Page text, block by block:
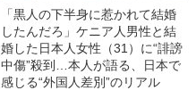
「黒人の下半身に惹かれて結婚
したんだろ」ケニア人男性と結
婚した日本人女性（31）に“誹謗
中傷”殺到…本人が語る、日本で
感じる“外国人差別”のリアル